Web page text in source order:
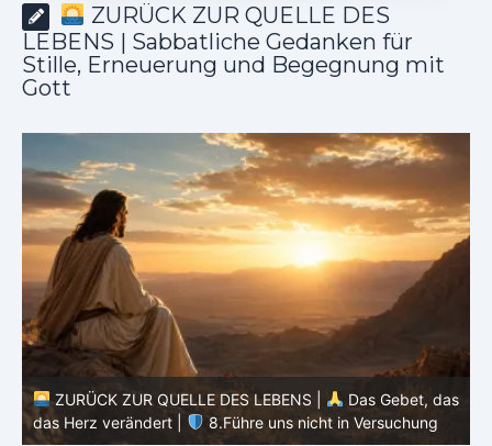
ZURÜCK ZUR QUELLE DES
LEBENS | Sabbatliche Gedanken für
Stille, Erneuerung und Begegnung mit
Gott
ZURÜCK ZUR QUELLE DES LEBENS |
Das Gebet, das
das Herz verändert |
7.Wie auch wir vergeben unsern
Schuldigern